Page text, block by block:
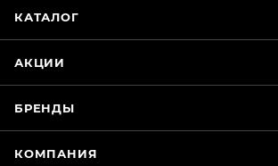
КАТАЛОГ
АКЦИИ
БРЕНДЫ
КОМПАНИЯ
WhatsApp